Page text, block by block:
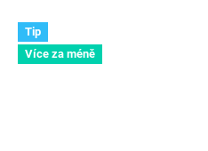
Tip
Více za méně